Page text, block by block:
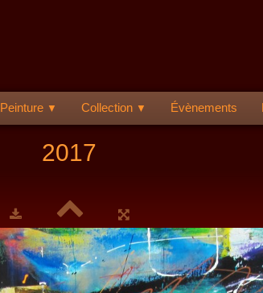
Peinture ▼ Collection ▼ Évènements
2017